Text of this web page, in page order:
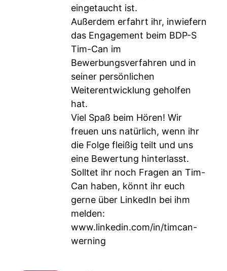
eingetaucht ist.
Außerdem erfahrt ihr, inwiefern
das Engagement beim BDP-S
Tim-Can im
Bewerbungsverfahren und in
seiner persönlichen
Weiterentwicklung geholfen
hat.
Viel Spaß beim Hören! Wir
freuen uns natürlich, wenn ihr
die Folge fleißig teilt und uns
eine Bewertung hinterlasst.
Solltet ihr noch Fragen an Tim-
Can haben, könnt ihr euch
gerne über LinkedIn bei ihm
melden:
www.linkedin.com/in/timcan-
werning